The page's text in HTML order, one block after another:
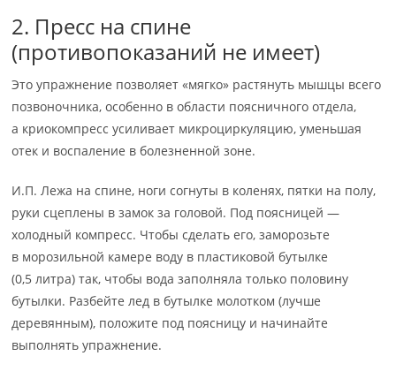
2. Пресс на спине
(противопоказаний не имеет)
Это упражнение позволяет «мягко» растянуть мышцы всего
позвоночника, особенно в области поясничного отдела,
а криокомпресс усиливает микроциркуляцию, уменьшая
отек и воспаление в болезненной зоне.
И.П. Лежа на спине, ноги согнуты в коленях, пятки на полу,
руки сцеплены в замок за головой. Под поясницей —
холодный компресс. Чтобы сделать его, заморозьте
в морозильной камере воду в пластиковой бутылке
(0,5 литра) так, чтобы вода заполняла только половину
бутылки. Разбейте лед в бутылке молотком (лучше
деревянным), положите под поясницу и начинайте
выполнять упражнение.